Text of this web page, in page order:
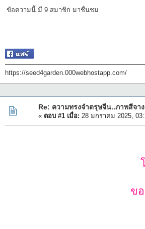
ข้อความนี้ มี 9 สมาชิก มาชื่นชม
https://seed4garden.000webhostapp.com/
Re: ความทรงจำตรุษจีน..ภาพสีจาง
« ตอบ #1 เมื่อ: 28 มกราคม 2025,
ข